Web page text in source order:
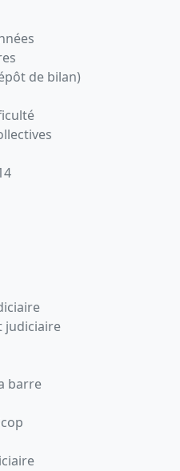
de bilan)
judiciaire
barre